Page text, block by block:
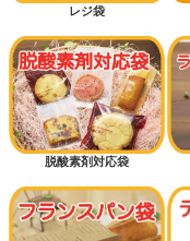
レジ袋
脱酸素剤対応袋